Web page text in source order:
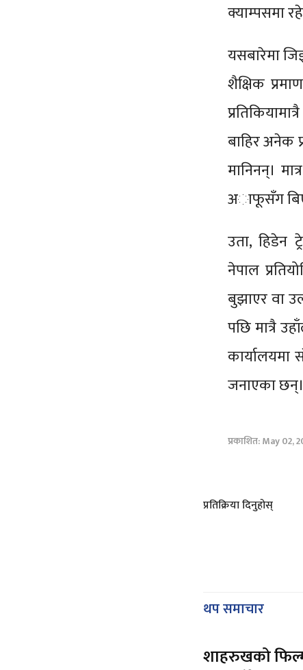
क्याम्पसमा
यसबारेमा
शैक्षिक
बाहिर अनेक
मानिनन्।
अाफूसँग
उता, हिडेन
नेपाल
बुझाएर वा
पछि मात्रै
कार्यालयमा
जनाएका छन्।
प्रकाशित: May 02,
प्रतिक्रिया दिनुहोस्
थप समाचार
शाहरुखको